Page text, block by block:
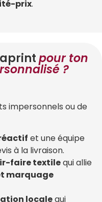
prix.
pour ton
?
impersonnels ou de
et une équipe
à la livraison.
faire textilequi allie
marquage
localequi